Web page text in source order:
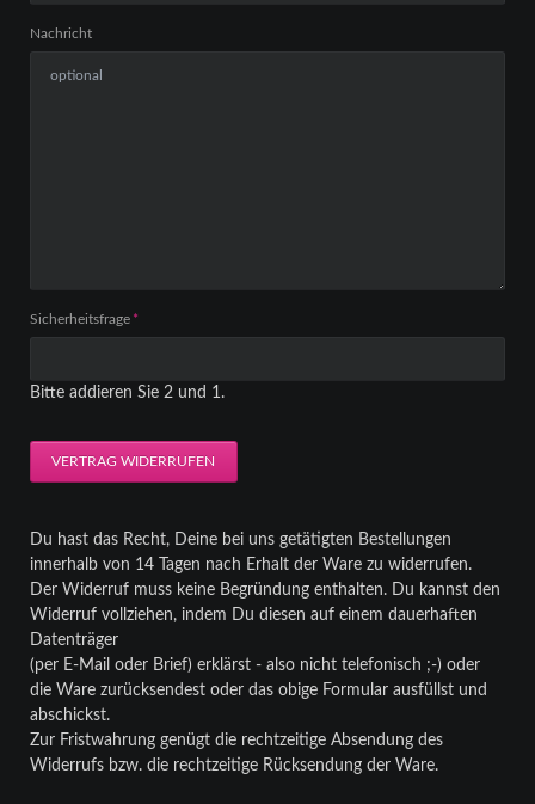
Nachricht
Pflichtfeld
Sicherheitsfrage *
Bitte addieren Sie 2 und 1.
VERTRAG WIDERRUFEN
Du hast das Recht, Deine bei uns getätigten Bestellungen
innerhalb von 14 Tagen nach Erhalt der Ware zu widerrufen.
Der Widerruf muss keine Begründung enthalten. Du kannst den
Widerruf vollziehen, indem Du diesen auf einem dauerhaften
Datenträger
(per E-Mail oder Brief) erklärst - also nicht telefonisch ;-) oder
die Ware zurücksendest oder das obige Formular ausfüllst und
abschickst.
Zur Fristwahrung genügt die rechtzeitige Absendung des
Widerrufs bzw. die rechtzeitige Rücksendung der Ware.